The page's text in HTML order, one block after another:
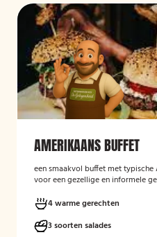
AMERIKAANS BUFFET
een smaakvol buffet met typische
voor een gezellige en informele
4 warme gerechten
3 soorten salades